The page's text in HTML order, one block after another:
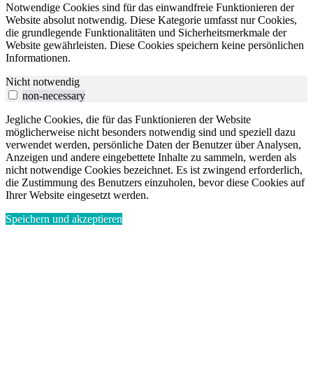
Notwendige Cookies sind für das einwandfreie Funktionieren der
Website absolut notwendig. Diese Kategorie umfasst nur Cookies,
die grundlegende Funktionalitäten und Sicherheitsmerkmale der
Website gewährleisten. Diese Cookies speichern keine persönlichen
Informationen.
Nicht notwendig
non-necessary
Jegliche Cookies, die für das Funktionieren der Website
möglicherweise nicht besonders notwendig sind und speziell dazu
verwendet werden, persönliche Daten der Benutzer über Analysen,
Anzeigen und andere eingebettete Inhalte zu sammeln, werden als
nicht notwendige Cookies bezeichnet. Es ist zwingend erforderlich,
die Zustimmung des Benutzers einzuholen, bevor diese Cookies auf
Ihrer Website eingesetzt werden.
Speichern und akzeptieren